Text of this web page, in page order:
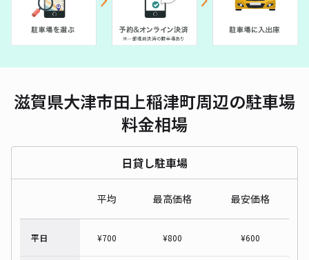
滋賀県大津市田上稲津町周辺の駐車場
料金相場
日貸し駐車場
平均 最高価格 最安価格
平日 ¥700 ¥800 ¥600